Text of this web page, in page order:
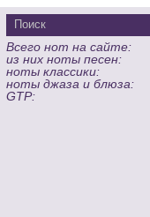
Всего нот на сайте:
из них ноты песен:
ноты классики:
ноты джаза и блюза:
GTP: